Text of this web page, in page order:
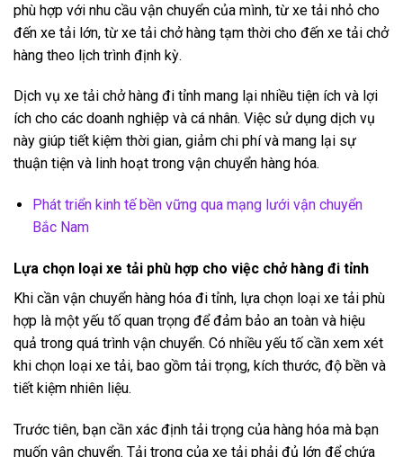
phù hợp với nhu cầu vận chuyển của mình, từ xe tải nhỏ cho
đến xe tải lớn, từ xe tải chở hàng tạm thời cho đến xe tải chở
hàng theo lịch trình định kỳ.
Dịch vụ xe tải chở hàng đi tỉnh mang lại nhiều tiện ích và lợi
ích cho các doanh nghiệp và cá nhân. Việc sử dụng dịch vụ
này giúp tiết kiệm thời gian, giảm chi phí và mang lại sự
thuận tiện và linh hoạt trong vận chuyển hàng hóa.
Phát triển kinh tế bền vững qua mạng lưới vận chuyển
Bắc Nam
Lựa chọn loại xe tải phù hợp cho việc chở hàng đi tỉnh
Khi cần vận chuyển hàng hóa đi tỉnh, lựa chọn loại xe tải phù
hợp là một yếu tố quan trọng để đảm bảo an toàn và hiệu
quả trong quá trình vận chuyển. Có nhiều yếu tố cần xem xét
khi chọn loại xe tải, bao gồm tải trọng, kích thước, độ bền và
tiết kiệm nhiên liệu.
Trước tiên, bạn cần xác định tải trọng của hàng hóa mà bạn
muốn vận chuyển. Tải trọng của xe tải phải đủ lớn để chứa